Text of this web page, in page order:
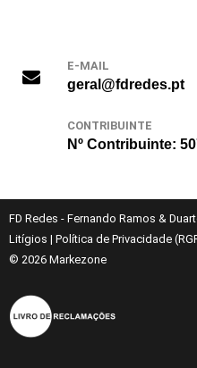
E-MAIL
geral@fdredes.pt
CONTRIBUINTE
Nº Contribuinte:
FD Redes - Fernando Ramos &
Litígios | Política de Privacidade
© 2026 Markezone